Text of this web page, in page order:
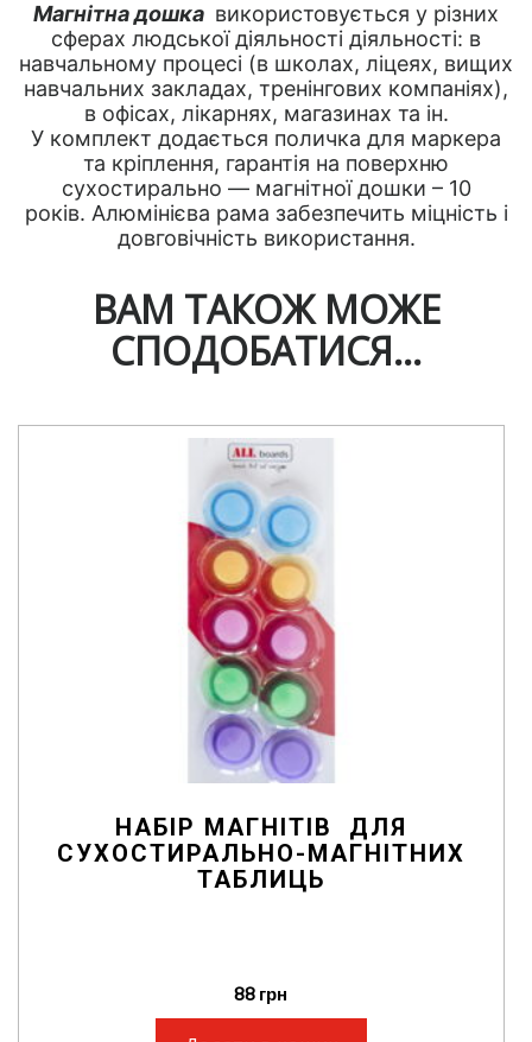
Магнітна дошка використовується у різних
сферах людської діяльності діяльності: в
навчальному процесі (в школах, ліцеях, вищих
навчальних закладах, тренінгових компаніях),
в офісах, лікарнях, магазинах та ін.
У комплект додається поличка для маркера
та кріплення, гарантія на поверхню
сухостирально — магнітної дошки – 10
років. Алюмінієва рама забезпечить міцність і
довговічність використання.
ВАМ ТАКОЖ МОЖЕ
СПОДОБАТИСЯ…
НАБІР МАГНІТІВ ДЛЯ
СУХОСТИРАЛЬНО-МАГНІТНИХ
ТАБЛИЦЬ
88 грн